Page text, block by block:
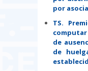
por
TS.
de
de